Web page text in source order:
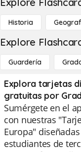
Historia
Explore
Guardería
Explora tarjetas
gratuitas por
Sumérgete en el
con nuestras
Europa"
estudiantes de